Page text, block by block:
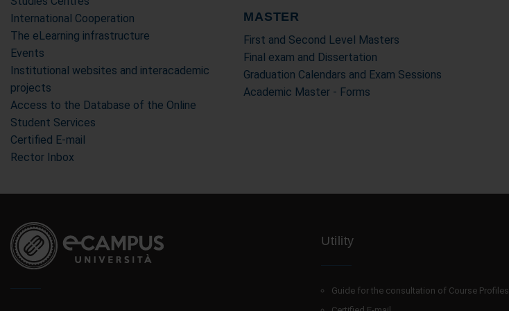
International Cooperation
The eLearning infrastructure
Events
Institutional websites and interacademic
projects
Access to the Database of the Online
Student Services
Certified E-mail
Rector Inbox
MASTER
First and Second Level Masters
Final exam and Dissertation
Graduation Calendars and Exam Sessions
Academic Master - Forms
Utility
Guide for the consultation of Course Profiles